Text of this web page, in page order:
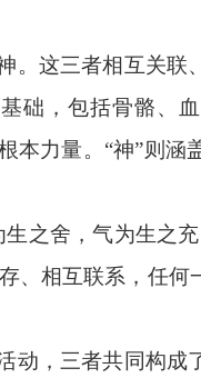
。这三者相互关联
础，包括骨骼、
力量。“神”则涵
生之舍，气为生之
、相互联系，任何
，三者共同构成